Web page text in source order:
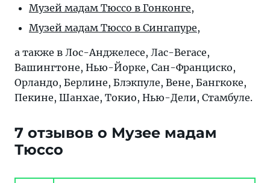
Музей мадам Тюссо в Гонконге,
Музей мадам Тюссо в Сингапуре,
а также в Лос-Анджелесе, Лас-Вегасе,
Вашингтоне, Нью-Йорке, Сан-Франциско,
Орландо, Берлине, Блэкпуле, Вене, Бангкоке,
Пекине, Шанхае, Токио, Нью-Дели, Стамбуле.
7 отзывов о Музее мадам
Тюссо